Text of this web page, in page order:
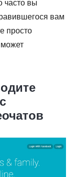
часто вы
вам
просто